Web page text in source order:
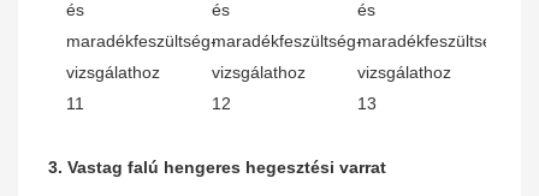
3. Vastag falú hengeres hegesztési varrat